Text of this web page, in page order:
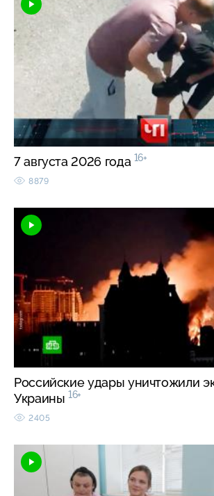
7 августа 2026 года 16+
8879
Российские удары уничтожили
Украины 16+
2405